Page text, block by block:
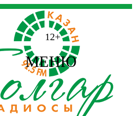
12+
МЕНЮ